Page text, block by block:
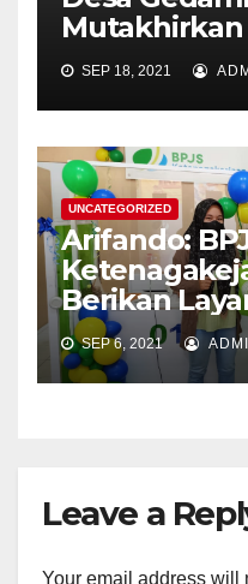
Mutakhirkan
SEP 18, 2021
UNCATEGORIZED
Arifando:
Berikan
SEP 6, 2021
Leave a
Your email address will